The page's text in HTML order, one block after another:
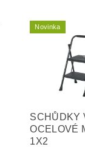
Novinka
SCHŮDKY
OCELOVÉ
1X2